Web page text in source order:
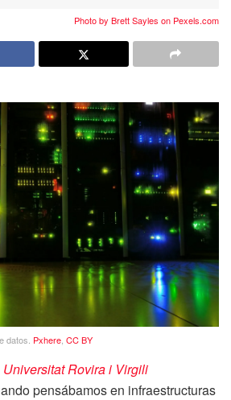
Photo by Brett Sayles on Pexels.com
datos. Pxhere CC BY
Universitat Rovira i Virgili
pensábamos en infraestructuras